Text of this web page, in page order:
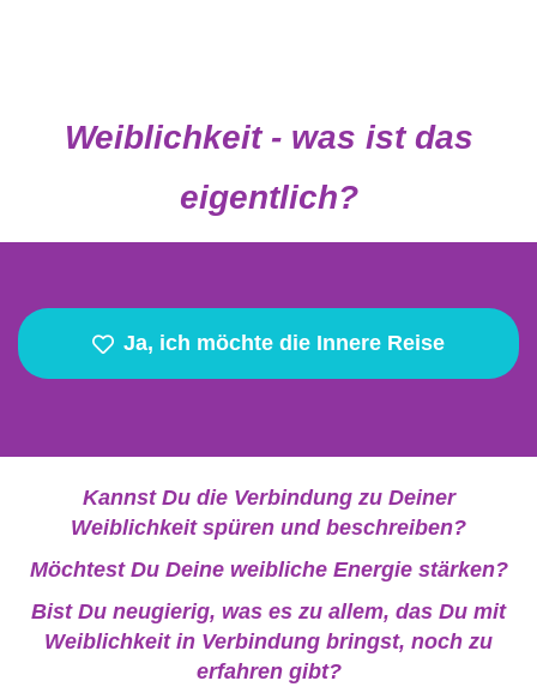
Weiblichkeit - was ist das
eigentlich?
Ja, ich möchte die Innere Reise
Kannst Du die Verbindung zu Deiner
Weiblichkeit spüren und beschreiben?
Möchtest Du Deine weibliche Energie stärken?
Bist Du neugierig, was es zu allem, das Du mit
Weiblichkeit in Verbindung bringst, noch zu
erfahren gibt?